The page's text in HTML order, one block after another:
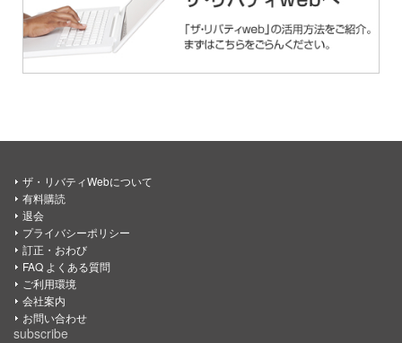
ザ・リバティWebについて
有料購読
退会
プライバシーポリシー
訂正・おわび
FAQ よくある質問
ご利用環境
会社案内
お問い合わせ
subscribe